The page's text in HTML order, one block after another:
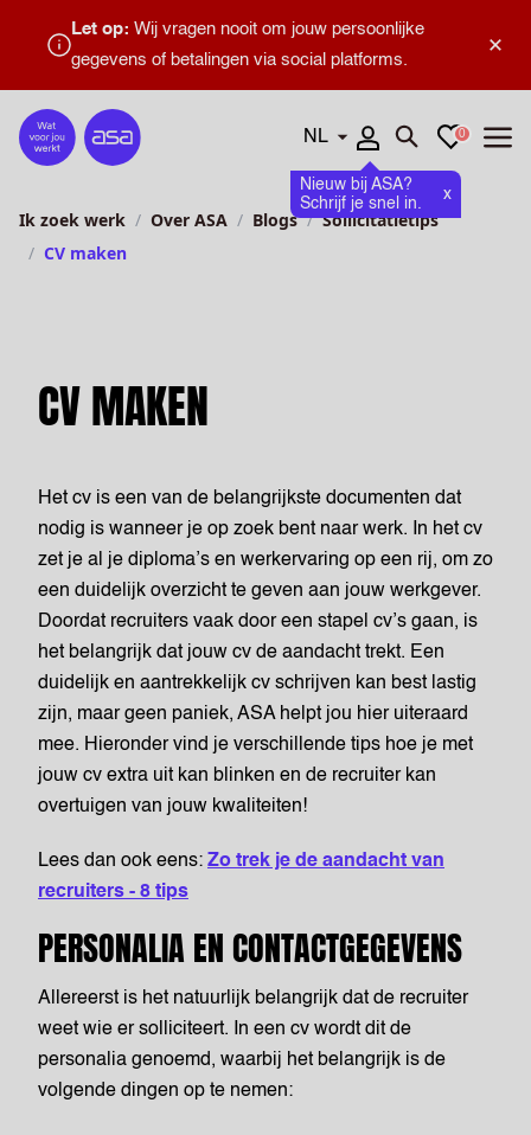
×
Let op: Wij vragen nooit om jouw persoonlijke
gegevens of betalingen via social platforms.
Home
Talen
Nieuw bij ASA?
Schrijf je snel in.
x
Zoeken openen
Favorieten
0
Ik zoek werk Over ASA Blogs
Sollicitatietips
CV maken
CV MAKEN
Het cv is een van de belangrijkste documenten dat
nodig is wanneer je op zoek bent naar werk. In het cv
zet je al je diploma’s en werkervaring op een rij, om zo
een duidelijk overzicht te geven aan jouw werkgever.
Doordat recruiters vaak door een stapel cv’s gaan, is
het belangrijk dat jouw cv de aandacht trekt. Een
duidelijk en aantrekkelijk cv schrijven kan best lastig
zijn, maar geen paniek, ASA helpt jou hier uiteraard
mee. Hieronder vind je verschillende tips hoe je met
jouw cv extra uit kan blinken en de recruiter kan
overtuigen van jouw kwaliteiten!
Lees dan ook eens: Zo trek je de aandacht van
recruiters - 8 tips
PERSONALIA EN CONTACTGEGEVENS
Allereerst is het natuurlijk belangrijk dat de recruiter
weet wie er solliciteert. In een cv wordt dit de
personalia genoemd, waarbij het belangrijk is de
volgende dingen op te nemen: